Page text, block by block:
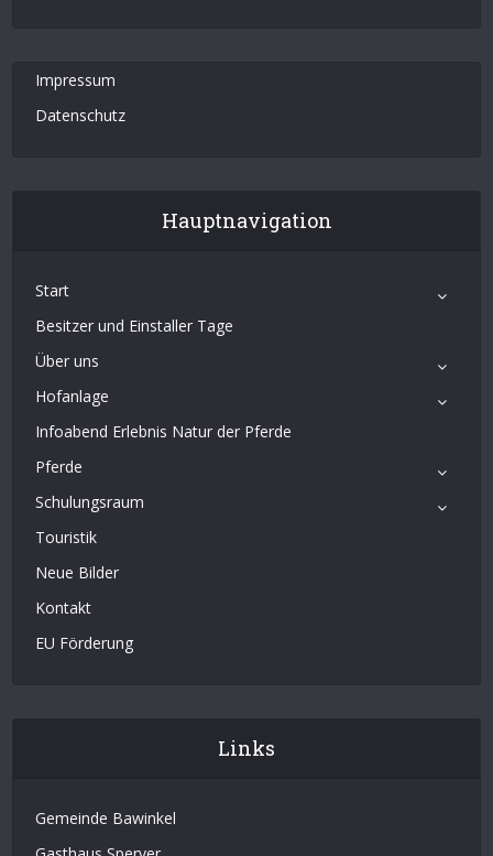
Impressum
Datenschutz
Hauptnavigation
Start
Besitzer und Einstaller Tage
Über uns
Hofanlage
Infoabend Erlebnis Natur der Pferde
Pferde
Schulungsraum
Touristik
Neue Bilder
Kontakt
EU Förderung
Links
Gemeinde Bawinkel